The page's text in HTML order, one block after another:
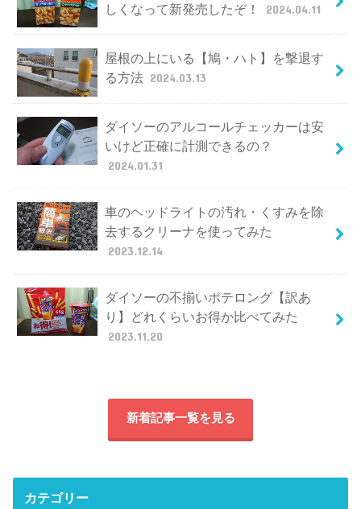
しくなって新発売したぞ！
2024.04.11
屋根の上にいる【鳩・ハト】を撃退す
る方法 2024.03.13
ダイソーのアルコールチェッカーは安
いけど正確に計測できるの？
2024.01.31
車のヘッドライトの汚れ・くすみを除
去するクリーナを使ってみた
2023.12.14
ダイソーの不揃いポテロング【訳あ
り】どれくらいお得か比べてみた
2023.11.20
新着記事一覧を見る
カテゴリー